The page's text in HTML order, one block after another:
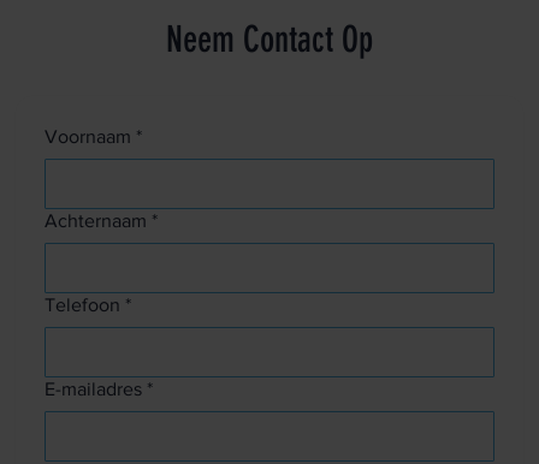
Neem Contact Op
Voornaam *
Achternaam *
Telefoon *
E-mailadres *